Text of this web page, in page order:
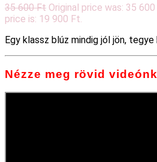
35 600Ft Original price was: 35
price is: 19 900 Ft.
Egy klassz blúz mindig jól jön, tegye
Nézze meg rövid